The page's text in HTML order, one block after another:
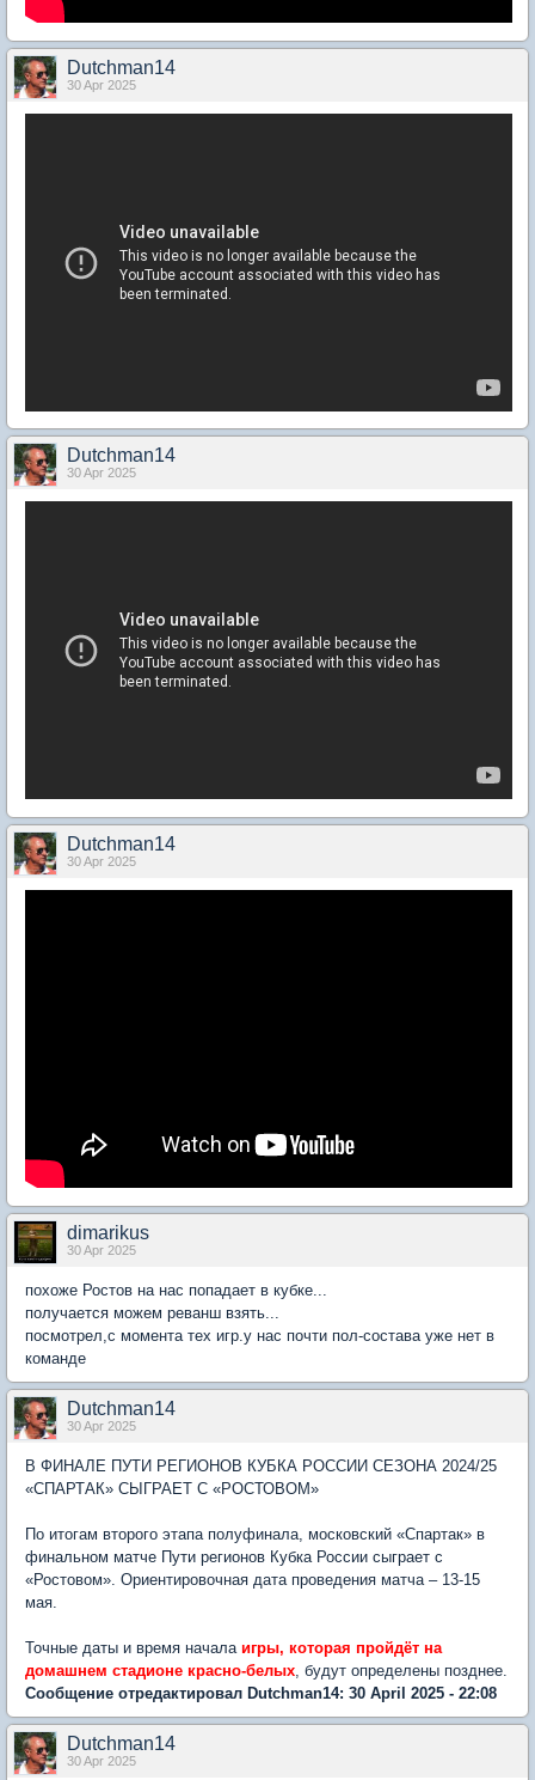
Dutchman14
30 Apr 2025
Dutchman14
30 Apr 2025
Dutchman14
30 Apr 2025
dimarikus
30 Apr 2025
похоже Ростов на нас попадает в кубке...
получается можем реванш взять...
посмотрел,с момента тех игр.у нас почти пол-состава уже нет в
команде
Dutchman14
30 Apr 2025
В ФИНАЛЕ ПУТИ РЕГИОНОВ КУБКА РОССИИ СЕЗОНА 2024/25
«СПАРТАК» СЫГРАЕТ С «РОСТОВОМ»
По итогам второго этапа полуфинала, московский «Спартак» в
финальном матче Пути регионов Кубка России сыграет с
«Ростовом». Ориентировочная дата проведения матча – 13-15
мая.
Точные даты и время начала игры, которая пройдёт на
домашнем стадионе красно-белых , будут определены позднее.
Сообщение отредактировал Dutchman14: 30 April 2025 - 22:08
Dutchman14
30 Apr 2025